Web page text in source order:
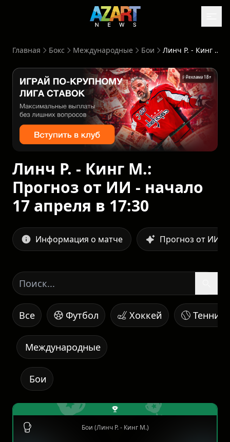
Главная Бокс Международные Бои Линч Р. - Кинг М.: Прогноз от ИИ - начало 17 апреля в 17:30
Реклама 18+
Линч Р. - Кинг М.:
Прогноз от ИИ - начало
17 апреля в 17:30
Информация о матче Прогноз от ИИ
Все Футбол Хоккей Теннис
Международные
Бои
Бои (Линч Р. - Кинг М.)